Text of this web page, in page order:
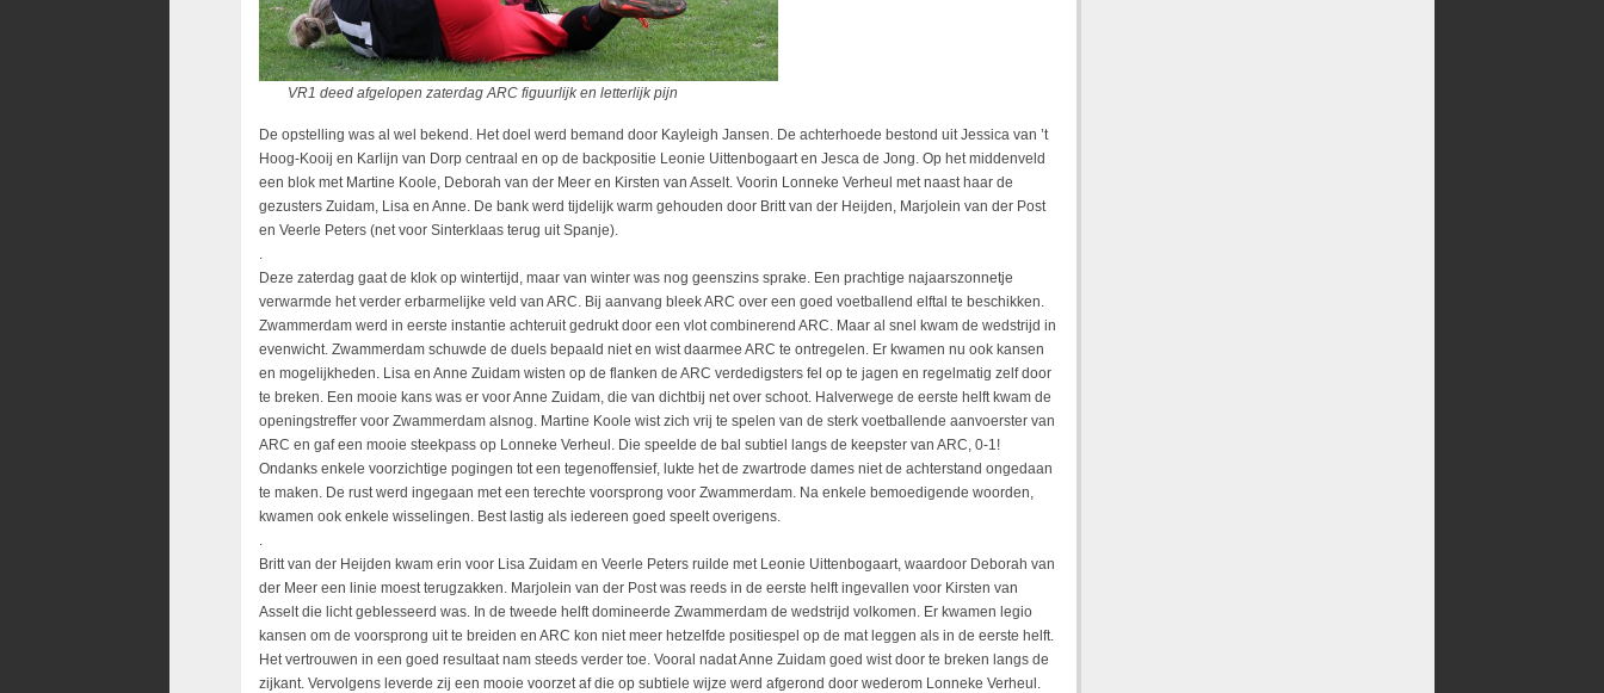
VR1 deed afgelopen zaterdag ARC figuurlijk en letterlijk pijn
De opstelling was al wel bekend. Het doel werd bemand door Kayleigh Jansen. De achterhoede bestond uit Jessica van ’t
Hoog-Kooij en Karlijn van Dorp centraal en op de backpositie Leonie Uittenbogaart en Jesca de Jong. Op het middenveld
een blok met Martine Koole, Deborah van der Meer en Kirsten van Asselt. Voorin Lonneke Verheul met naast haar de
gezusters Zuidam, Lisa en Anne. De bank werd tijdelijk warm gehouden door Britt van der Heijden, Marjolein van der Post
en Veerle Peters (net voor Sinterklaas terug uit Spanje).
.
Deze zaterdag gaat de klok op wintertijd, maar van winter was nog geenszins sprake. Een prachtige najaarszonnetje
verwarmde het verder erbarmelijke veld van ARC. Bij aanvang bleek ARC over een goed voetballend elftal te beschikken.
Zwammerdam werd in eerste instantie achteruit gedrukt door een vlot combinerend ARC. Maar al snel kwam de wedstrijd in
evenwicht. Zwammerdam schuwde de duels bepaald niet en wist daarmee ARC te ontregelen. Er kwamen nu ook kansen
en mogelijkheden. Lisa en Anne Zuidam wisten op de flanken de ARC verdedigsters fel op te jagen en regelmatig zelf door
te breken. Een mooie kans was er voor Anne Zuidam, die van dichtbij net over schoot. Halverwege de eerste helft kwam de
openingstreffer voor Zwammerdam alsnog. Martine Koole wist zich vrij te spelen van de sterk voetballende aanvoerster van
ARC en gaf een mooie steekpass op Lonneke Verheul. Die speelde de bal subtiel langs de keepster van ARC, 0-1!
Ondanks enkele voorzichtige pogingen tot een tegenoffensief, lukte het de zwartrode dames niet de achterstand ongedaan
te maken. De rust werd ingegaan met een terechte voorsprong voor Zwammerdam. Na enkele bemoedigende woorden,
kwamen ook enkele wisselingen. Best lastig als iedereen goed speelt overigens.
.
Britt van der Heijden kwam erin voor Lisa Zuidam en Veerle Peters ruilde met Leonie Uittenbogaart, waardoor Deborah van
der Meer een linie moest terugzakken. Marjolein van der Post was reeds in de eerste helft ingevallen voor Kirsten van
Asselt die licht geblesseerd was. In de tweede helft domineerde Zwammerdam de wedstrijd volkomen. Er kwamen legio
kansen om de voorsprong uit te breiden en ARC kon niet meer hetzelfde positiespel op de mat leggen als in de eerste helft.
Het vertrouwen in een goed resultaat nam steeds verder toe. Vooral nadat Anne Zuidam goed wist door te breken langs de
zijkant. Vervolgens leverde zij een mooie voorzet af die op subtiele wijze werd afgerond door wederom Lonneke Verheul.